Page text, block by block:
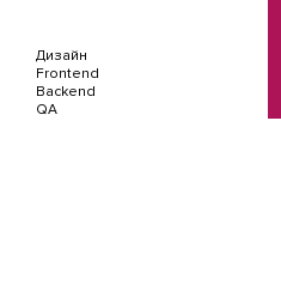
Дизайн
Frontend
Backend
QA